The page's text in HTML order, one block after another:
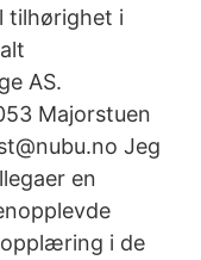
tilhørighet i
AS.
Majorstuen
Jeg
en
i de